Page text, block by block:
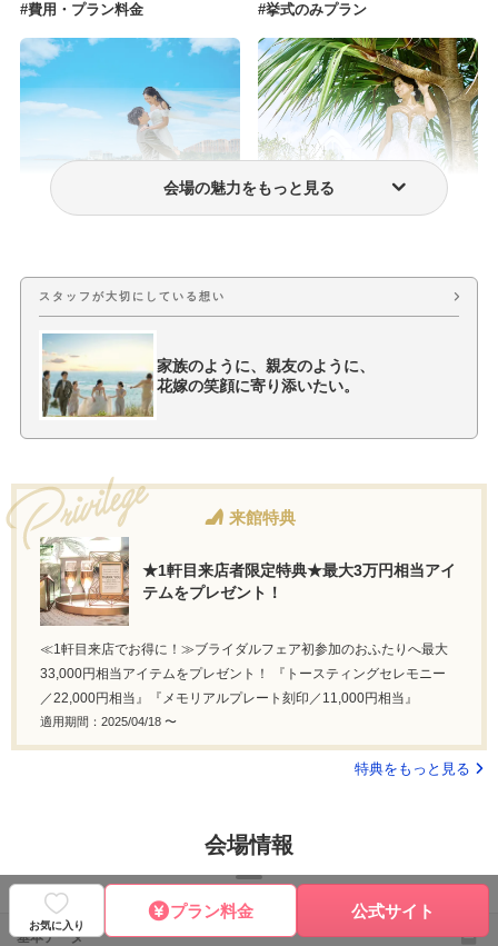
費用・プラン料金 挙式のみプラン
会場の魅力をもっと見る
スタッフが大切にしている想い
家族のように、親友のように、
花嫁の笑顔に寄り添いたい。
来館特典
★1軒目来店者限定特典★最大3万円相当アイ
テムをプレゼント！
≪1軒目来店でお得に！≫ブライダルフェア初参加のおふたりへ最大
33,000円相当アイテムをプレゼント！ 『トースティングセレモニー
／22,000円相当』『メモリアルプレート刻印／11,000円相当』
適用期間：2025/04/18 〜
特典をもっと見る
会場情報
基本データ
お気に入り
プラン料金 公式サイト